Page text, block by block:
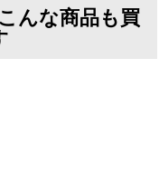
んな商品も買